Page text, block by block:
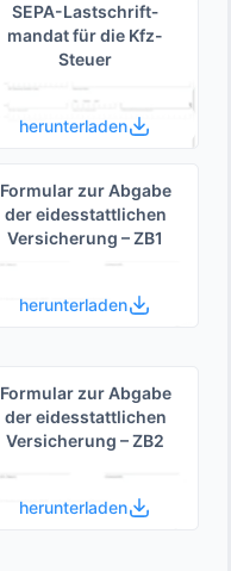
SEPA-Lastschrift­
mandat für die Kfz-
Steuer
herunterladen
Formular zur Abgabe
der eides­stattlichen
Versicherung – ZB1
herunterladen
Formular zur Abgabe
der eides­stattlichen
Versicherung – ZB2
herunterladen